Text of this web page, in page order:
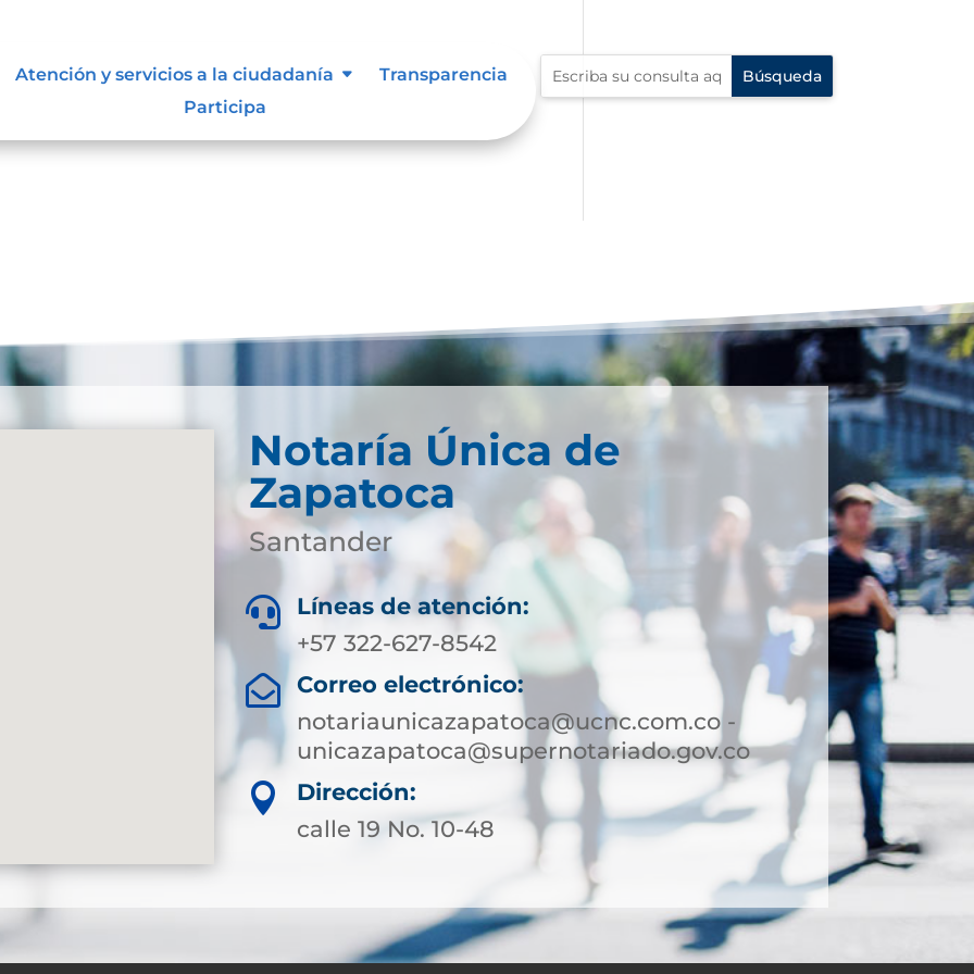
Atención y servicios a la ciudadanía
Transparencia
Participa
supervisión, notificación y
sujeto obligado
Notaría Única de
Zapatoca
Santander

Líneas de atención:
+57 322-627-8542

Correo electrónico:
notariaunicazapatoca@ucnc.com.co -
unicazapatoca@supernotariado.gov.co

Dirección:
calle 19 No. 10-48